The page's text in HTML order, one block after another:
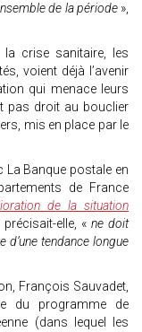
de la période»,
crise sanitaire, les
voient déjà l’avenir
qui menace leurs
pas droit au bouclier
mis en place par le
Banque postale en
de France
de la situation
précisait-elle, « ne doit
tendance longue
François Sauvadet,
du programme de
(dans lequel les